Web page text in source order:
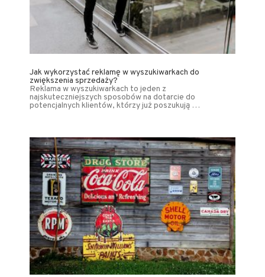
Jak wykorzystać reklamę w wyszukiwarkach do
zwiększenia sprzedaży?
Reklama w wyszukiwarkach to jeden z
najskuteczniejszych sposobów na dotarcie do
potencjalnych klientów, którzy już poszukują …